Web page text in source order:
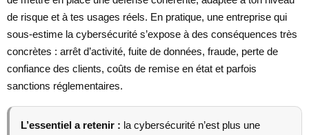
de risque et à tes usages réels. En pratique, une entreprise qui
sous-estime la cybersécurité s’expose à des conséquences très
concrètes : arrêt d’activité, fuite de données, fraude, perte de
confiance des clients, coûts de remise en état et parfois
sanctions réglementaires.
L’essentiel a retenir : la cybersécurité n’est plus une